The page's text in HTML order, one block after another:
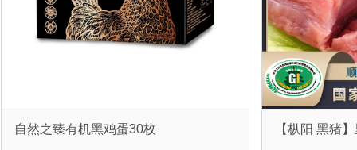
自然之臻有机黑鸡蛋30枚 【枞阳 黑猪